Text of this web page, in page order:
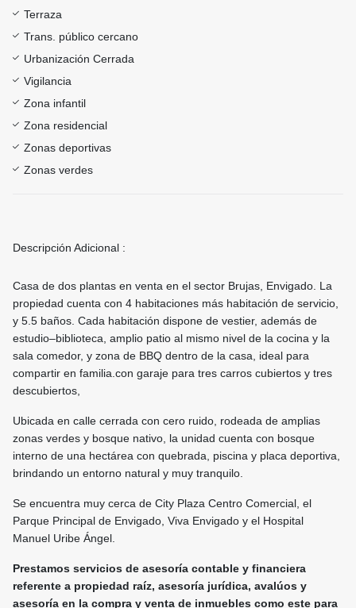
Terraza
Trans. público cercano
Urbanización Cerrada
Vigilancia
Zona infantil
Zona residencial
Zonas deportivas
Zonas verdes
Descripción Adicional :
Casa de dos plantas en venta en el sector Brujas, Envigado. La
propiedad cuenta con 4 habitaciones más habitación de servicio,
y 5.5 baños. Cada habitación dispone de vestier, además de
estudio–biblioteca, amplio patio al mismo nivel de la cocina y la
sala comedor, y zona de BBQ dentro de la casa, ideal para
compartir en familia.con garaje para tres carros cubiertos y tres
descubiertos,
Ubicada en calle cerrada con cero ruido, rodeada de amplias
zonas verdes y bosque nativo, la unidad cuenta con bosque
interno de una hectárea con quebrada, piscina y placa deportiva,
brindando un entorno natural y muy tranquilo.
Se encuentra muy cerca de City Plaza Centro Comercial, el
Parque Principal de Envigado, Viva Envigado y el Hospital
Manuel Uribe Ángel.
Prestamos servicios de asesoría contable y financiera
referente a propiedad raíz, asesoría jurídica, avalúos y
asesoría en la compra y venta de inmuebles como este para